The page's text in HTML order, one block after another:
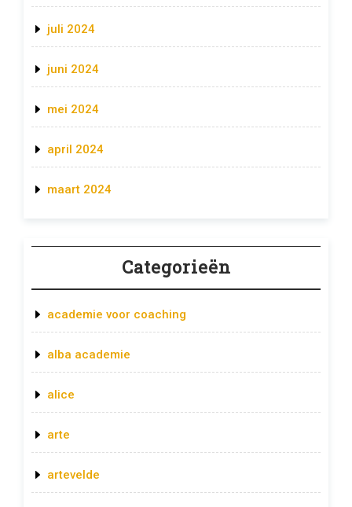
juli 2024
juni 2024
mei 2024
april 2024
maart 2024
Categorieën
academie voor coaching
alba academie
alice
arte
artevelde